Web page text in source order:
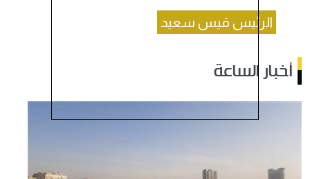
الرئيس قيس سعيد
أخبار الساعة